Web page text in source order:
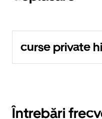
curse private
Întrebări